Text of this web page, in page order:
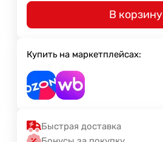
В корзину
Купить на маркетплейсах:
Быстрая доставка